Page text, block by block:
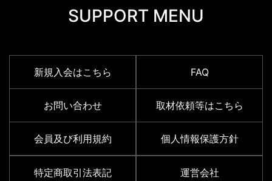
SUPPORT MENU
新規入会はこちら FAQ
お問い合わせ 取材依頼等はこちら
会員及び利用規約 個人情報保護方針
特定商取引法表記 運営会社